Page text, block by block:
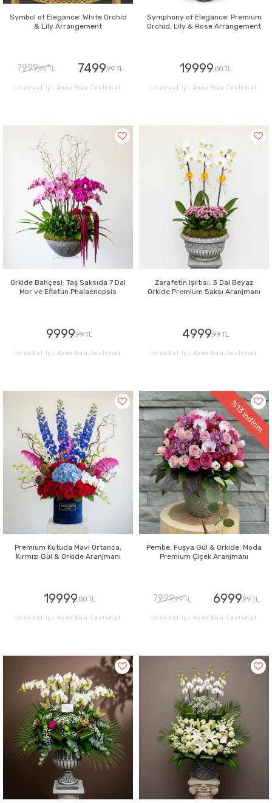
Symbol of Elegance: White Orchid
& Lily Arrangement
7999,99 TL 7499,99 TL
İstanbul İçi Aynı Gün Teslimat
Symphony of Elegance: Premium
Orchid, Lily & Rose Arrangement
19999,00 TL
İstanbul İçi Aynı Gün Teslimat
Orkide Bahçesi: Taş Saksıda 7 Dal
Mor ve Eflatun Phalaenopsis
9999,99 TL
İstanbul İçi Aynı Gün Teslimat
Zarafetin Işıltısı: 3 Dal Beyaz
Orkide Premium Saksı Aranjmanı
4999,99 TL
İstanbul İçi Aynı Gün Teslimat
Premium Kutuda Mavi Ortanca,
Kırmızı Gül & Orkide Aranjmanı
19999,00 TL
İstanbul İçi Aynı Gün Teslimat
%13
indirim
Pembe, Fuşya Gül & Orkide: Moda
Premium Çiçek Aranjmanı
7999,99 TL 6999,99 TL
İstanbul İçi Aynı Gün Teslimat